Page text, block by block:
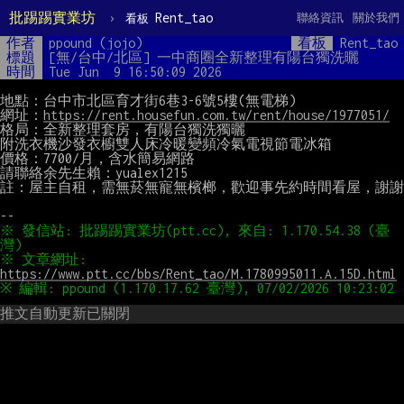
批踢踢實業坊 › 看板 Rent_tao 關於我們
聯絡資訊
作者 ppound (jojo) 看板
Rent_tao
標題
[無/台中/北區] 一中商圈全新整理有陽台獨洗曬
時間
Tue Jun  9 16:50:09 2026
地點：台中市北區育才街6巷3-6號5樓(無電梯)
網址： https://rent.housefun.com.tw/rent/house/1977051/
格局：全新整理套房，有陽台獨洗獨曬
附洗衣機沙發衣櫥雙人床冷暖變頻冷氣電視節電冰箱
價格：7700/月，含水簡易網路
請聯絡余先生賴：yualex1215
註：屋主自租，需無菸無寵無檳榔，歡迎事先約時間看屋，謝謝
※ 發信站: 批踢踢實業坊(ptt.cc), 來自: 1.170.54.38 (臺
https://www.ptt.cc/bbs/Rent_tao/M.1780995011.A.15D.html
推文自動更新已關閉